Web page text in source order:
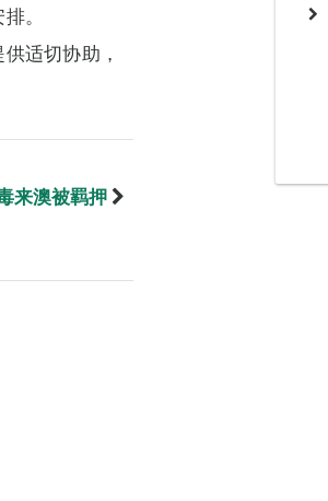
。
适切协助，
来澳被羁押